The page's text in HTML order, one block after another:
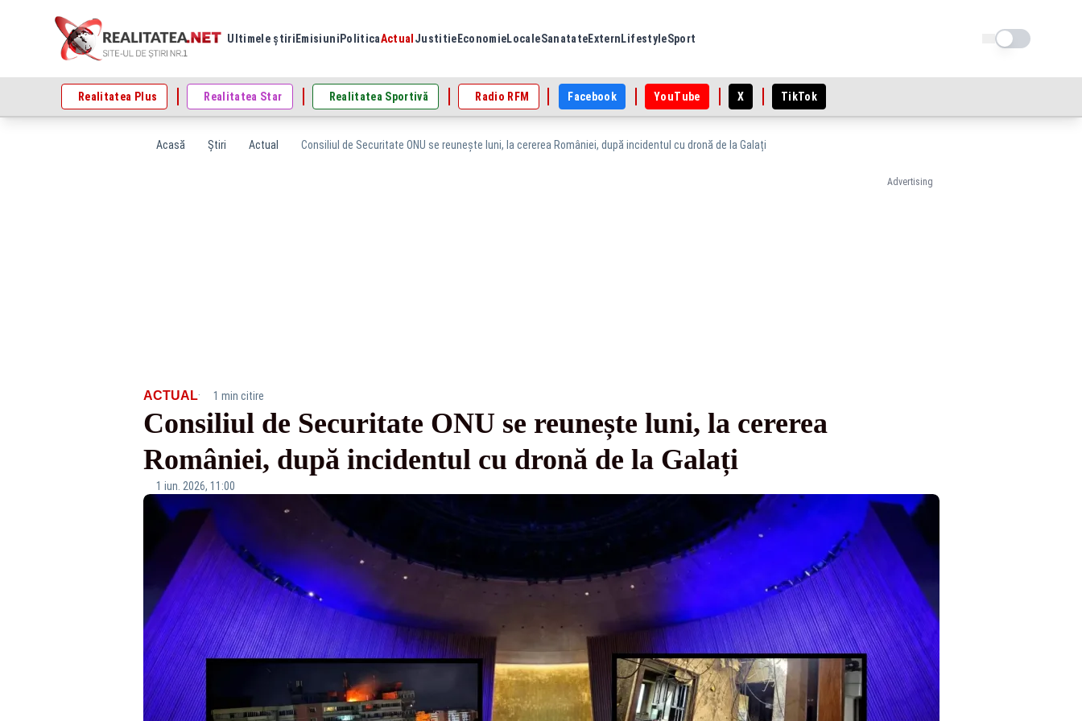
Ultimele știri Emisiuni PoliticaActual Justitie EconomieLocaleSanatateExtern LifestyleSport Schimba tema
Realitatea Plus Realitatea Star Realitatea Sportivă Radio RFM Facebook YouTube X TikTok
Acasă Știri Actual Consiliul de Securitate ONU se reunește luni, la cererea României, după incidentul cu dronă de la Galați
Advertising
ACTUAL· 1 min citire
Consiliul de Securitate ONU se reunește luni, la cererea
României, după incidentul cu dronă de la Galați
1 iun. 2026, 11:00